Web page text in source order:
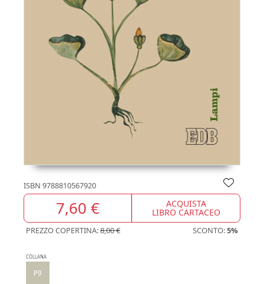
ISBN 9788810567920
7,60 € ACQUISTA
LIBRO CARTACEO
PREZZO COPERTINA:8,00 € SCONTO:5%
COLLANA
P9